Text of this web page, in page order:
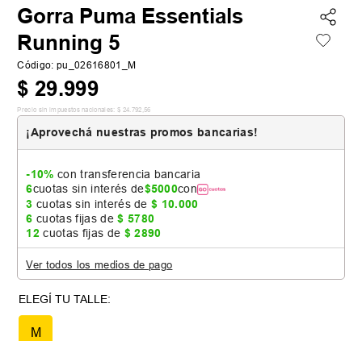
Gorra Puma Essentials
Running 5
Código: pu_02616801_M
$ 29.999
Precio sin impuestos nacionales: $ 24.792 ,56
¡Aprovechá nuestras promos bancarias!
-10% con transferencia bancaria
6cuotas sin interés de$5000con
3 cuotas sin interés de$ 10.000
6 cuotas fijas de$ 5780
12 cuotas fijas de $ 2890
Ver todos los medios de pago
M